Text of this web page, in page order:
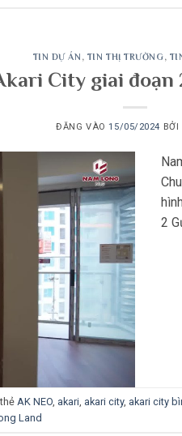
TIN DỰ ÁN , TIN THỊ TRƯỜNG,
City giai
ĐĂNG VÀO15/05/2024 BỞI
2
AK NEO, akari akari city, akari city
Land